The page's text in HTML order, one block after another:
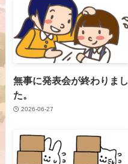
無事に発表会が終わりまし
た。
2026-06-27